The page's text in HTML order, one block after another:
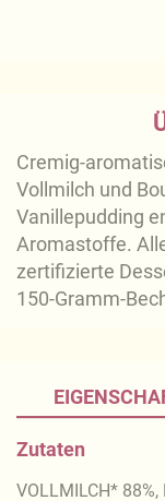
Cremig-
Vollmilch und
Vanillepudding
Aromastoffe.
zertifizierte
150-Gramm-
Zutaten
VOLLMILCH*